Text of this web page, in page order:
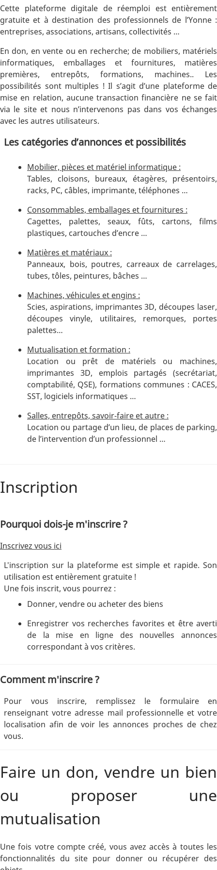
Cette plateforme digitale de réemploi est entièrement
gratuite et à destination des professionnels de l’Yonne :
entreprises, associations, artisans, collectivités …
En don, en vente ou en recherche; de mobiliers, matériels
informatiques, emballages et fournitures, matières
premières, entrepôts, formations, machines.. Les
possibilités sont multiples ! Il s’agit d’une plateforme de
mise en relation, aucune transaction financière ne se fait
via le site et nous n’intervenons pas dans vos échanges
avec les autres utilisateurs.
Les catégories d’annonces et possibilités
Mobilier, pièces et matériel informatique :
Tables, cloisons, bureaux, étagères, présentoirs,
racks, PC, câbles, imprimante, téléphones …
Consommables, emballages et fournitures :
Cagettes, palettes, seaux, fûts, cartons, films
plastiques, cartouches d’encre …
Matières et matériaux :
Panneaux, bois, poutres, carreaux de carrelages,
tubes, tôles, peintures, bâches …
Machines, véhicules et engins :
Scies, aspirations, imprimantes 3D, découpes laser,
découpes vinyle, utilitaires, remorques, portes
palettes…
Mutualisation et formation :
Location ou prêt de matériels ou machines,
imprimantes 3D, emplois partagés (secrétariat,
comptabilité, QSE), formations communes : CACES,
SST, logiciels informatiques …
Salles, entrepôts, savoir-faire et autre :
Location ou partage d’un lieu, de places de parking,
de l’intervention d’un professionnel …
Inscription
Pourquoi dois-je m'inscrire ?
Inscrivez vous ici
L'inscription sur la plateforme est simple et rapide. Son
utilisation est entièrement gratuite !
Une fois inscrit, vous pourrez :
Donner, vendre ou acheter des biens
Enregistrer vos recherches favorites et être averti
de la mise en ligne des nouvelles annonces
correspondant à vos critères.
Comment m'inscrire ?
Pour vous inscrire, remplissez le formulaire en
renseignant votre adresse mail professionnelle et votre
localisation afin de voir les annonces proches de chez
vous.
Faire un don, vendre un bien
ou proposer une
mutualisation
Une fois votre compte créé, vous avez accès à toutes les
fonctionnalités du site pour donner ou récupérer des